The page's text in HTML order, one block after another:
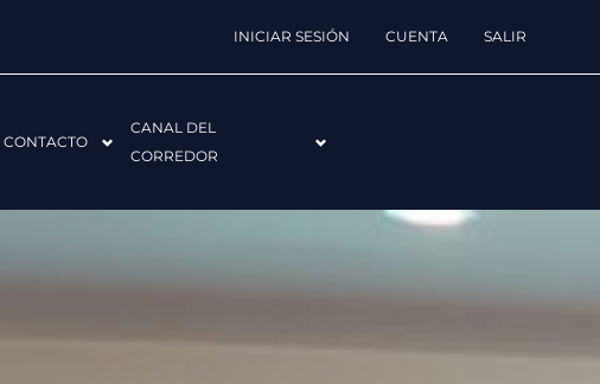
INICIAR SESIÓN CUENTA SALIR
CONTACTO
CANAL DEL
CORREDOR